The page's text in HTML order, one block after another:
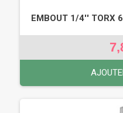
EMBOUT 1/4'' TORX